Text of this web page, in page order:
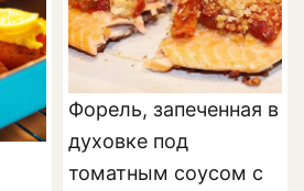
Форель, запеченная в
духовке под
томатным соусом с